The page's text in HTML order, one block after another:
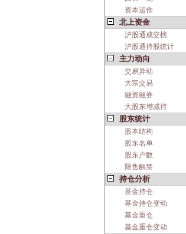
资本运作
北上资金
沪股通成交榜
沪股通持股统计
主力动向
交易异动
大宗交易
融资融券
大股东增减持
股东统计
股本结构
股东名单
股东户数
限售解禁
持仓分析
基金持仓
基金持仓变动
基金重仓
基金重仓变动